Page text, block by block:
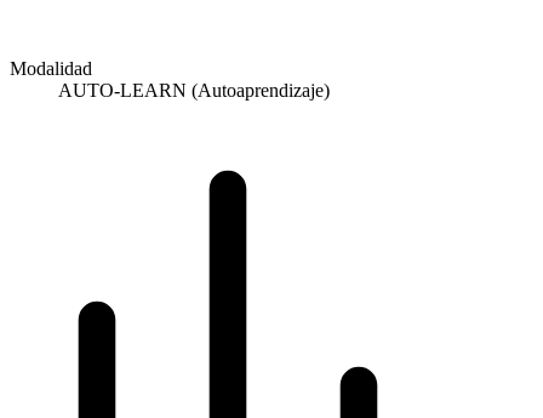
Modalidad
AUTO-LEARN (Autoaprendizaje)